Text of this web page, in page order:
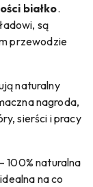
białko.
są
przewodzie
naturalny
nagroda,
sierści i pracy
100% naturalna
na co